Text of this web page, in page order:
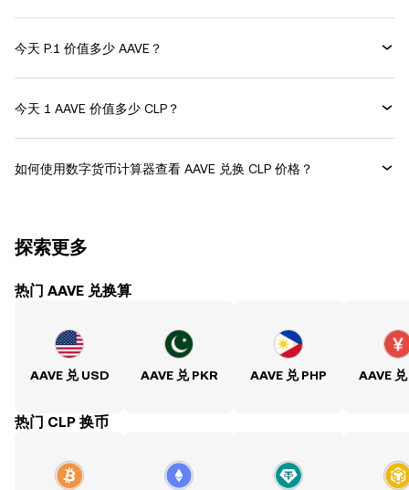
今天 P.1 价值多少 AAVE？
今天 1 AAVE 价值多少 CLP？
如何使用数字货币计算器查看 AAVE 兑换 CLP 价格？
探索更多
热门 AAVE 兑换算
AAVE 兑 USD AAVE 兑 PKR AAVE 兑 PHP AAVE
热门 CLP 换币